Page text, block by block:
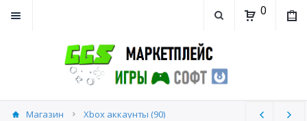
0
Магазин Xbox аккаунты (90)